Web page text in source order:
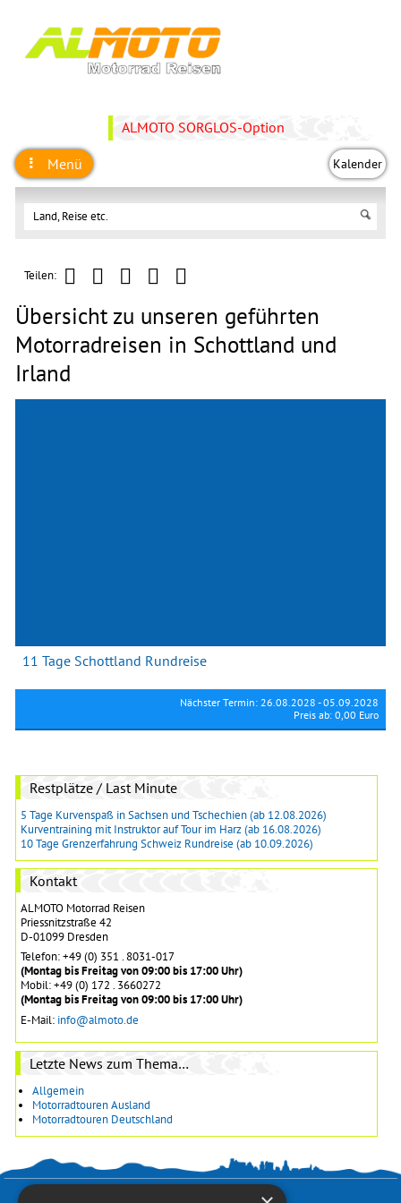
ALMOTO SORGLOS-Option
Menü Kalender
Teilen:
Übersicht zu unseren geführten
Motorradreisen in Schottland und
Irland
11 Tage Schottland Rundreise
Nächster Termin: 26.08.2028 - 05.09.2028
Preis ab: 0,00 Euro
Restplätze / Last Minute
5 Tage Kurvenspaß in Sachsen und Tschechien (ab 12.08.2026)
Kurventraining mit Instruktor auf Tour im Harz (ab 16.08.2026)
10 Tage Grenzerfahrung Schweiz Rundreise (ab 10.09.2026)
Kontakt
ALMOTO Motorrad Reisen
Priessnitzstraße 42
D-01099 Dresden
Telefon: +49 (0) 351 . 8031-017
(Montag bis Freitag von 09:00 bis 17:00 Uhr)
Mobil: +49 (0) 172 . 3660272
(Montag bis Freitag von 09:00 bis 17:00 Uhr)
E-Mail: info@almoto.de
Letzte News zum Thema…
Allgemein
Motorradtouren Ausland
Motorradtouren Deutschland